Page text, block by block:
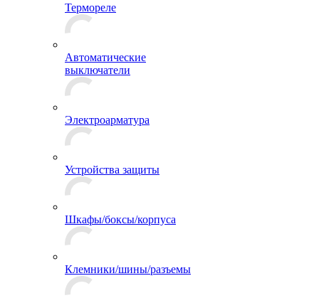
Термореле
Автоматические
выключатели
Электроарматура
Устройства защиты
Шкафы/боксы/корпуса
Клемники/шины/разъемы